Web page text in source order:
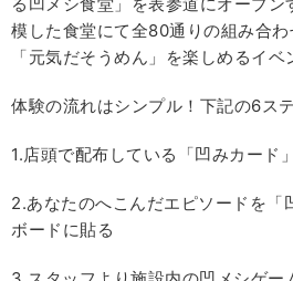
る凹メシ食堂」を表参道にオープン
模した食堂にて全80通りの組み合
「元気だそうめん」を楽しめるイベ
体験の流れはシンプル！下記の6ス
1.店頭で配布している「凹みカード
2.あなたのへこんだエピソードを「
ボードに貼る